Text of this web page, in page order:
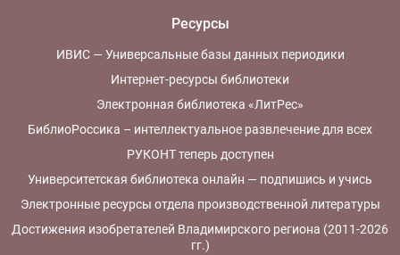
Ресурсы
ИВИС — Универсальные базы данных периодики
Интернет-ресурсы библиотеки
Электронная библиотека «ЛитРес»
БиблиоРоссика – интеллектуальное развлечение для всех
РУКОНТ теперь доступен
Университетская библиотека онлайн — подпишись и учись
Электронные ресурсы отдела производственной литературы
Достижения изобретателей Владимирского региона (2011-2026
гг.)